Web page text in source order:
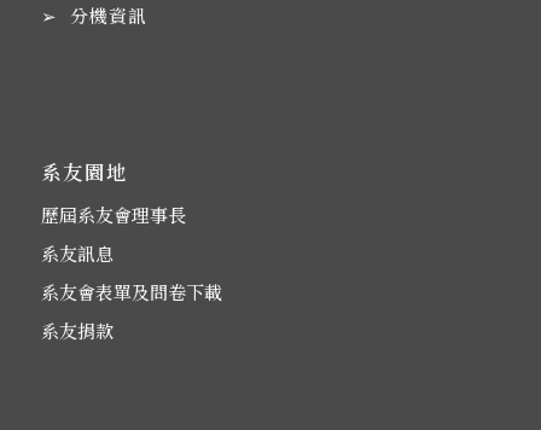
➢ 分機資訊
系友園地
歷屆系友會理事長
系友訊息
系友會表單及問卷下載
系友捐款